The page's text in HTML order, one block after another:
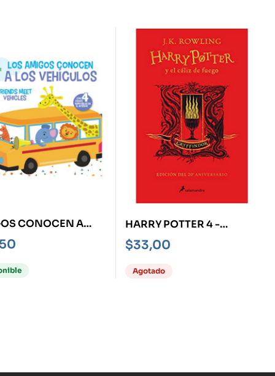
CONOCEN A
LOS -
BILINGÜE-
HARRY POTTER 4 -
GRYFFINDOR- Y EL CÁLIZ
DE FUEGO
$33,00
Agotado